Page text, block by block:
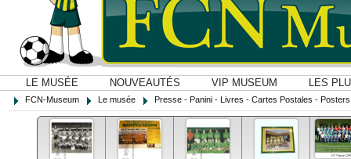
LE MUSÉE NOUVEAUTÉS VIP MUSEUM LES
FCN-Museum Le musée Presse - Panini - Livres - Cartes Postales -